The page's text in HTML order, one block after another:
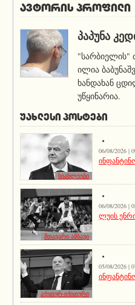
ავტორის პროფილი
ᲞᲐᲞᲣᲜᲐ
"სარბიელის"
ილია
ხანდახან
უწყინარია.
ᲣᲐᲮᲚᲔᲡᲘ ᲞᲝᲡᲢᲔᲑᲘ
სიახლეები
06/08/2026 |
მთავარი ამბავი
06/08/2026 |
ლუის
აქეთურ-იქითური
05/08/2026 |